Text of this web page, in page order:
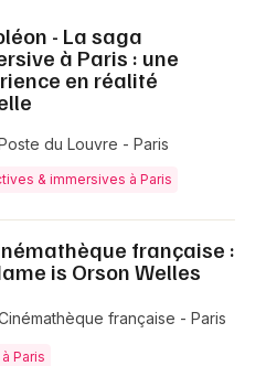
- La saga
à Paris : une
en réalité
du Louvre - Paris
& immersives à Paris
française :
is Orson Welles
française - Paris
Paris